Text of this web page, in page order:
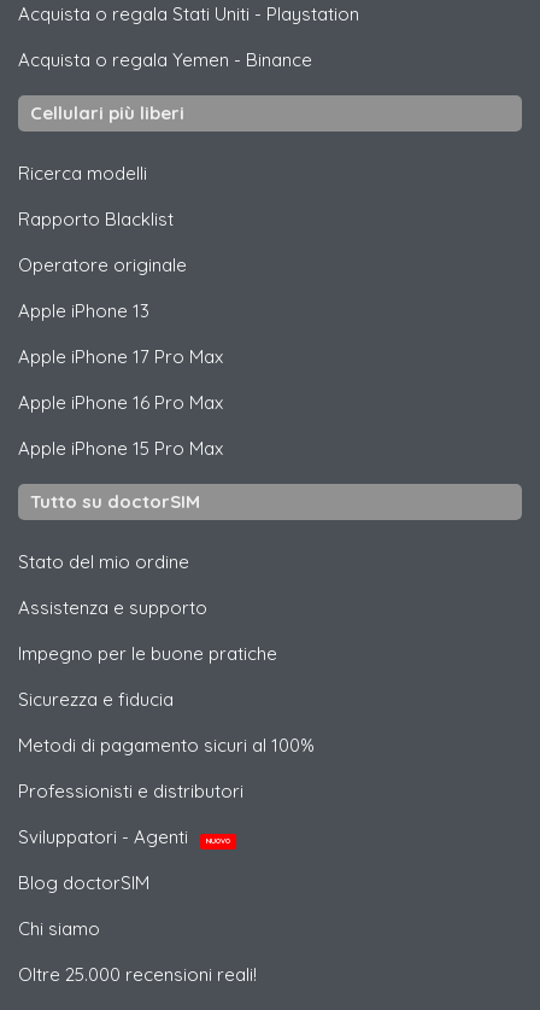
Acquista o regala Stati Uniti - Playstation
Acquista o regala Yemen - Binance
Cellulari più liberi
Ricerca modelli
Rapporto Blacklist
Operatore originale
Apple iPhone 13
Apple iPhone 17 Pro Max
Apple iPhone 16 Pro Max
Apple iPhone 15 Pro Max
Tutto su doctorSIM
Stato del mio ordine
Assistenza e supporto
Impegno per le buone pratiche
Sicurezza e fiducia
Metodi di pagamento sicuri al 100%
Professionisti e distributori
Sviluppatori - Agenti
NUOVO
Blog doctorSIM
Chi siamo
Oltre 25.000 recensioni reali!